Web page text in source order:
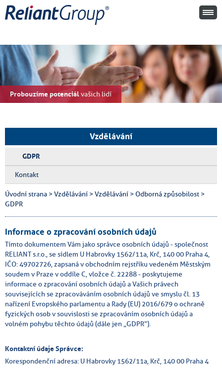
Probouzíme potenciálvašich lidí
Vzdělávání
GDPR
Kontakt
Úvodní strana >Vzdělávání >Vzdělávání > Odborná způsobilost >
GDPR
Informace o zpracování osobních údajů
Tímto dokumentem Vám jako správce osobních údajů - společnost
RELIANT s.r.o., se sídlem U Habrovky 1562/11a, Krč, 140 00 Praha 4,
IČO: 49702726, zapsaná v obchodním rejstříku vedeném Městským
soudem v Praze v oddíle C, vložce č. 22288 - poskytujeme
informace o zpracování osobních údajů a Vašich právech
souvisejících se zpracováváním osobních údajů ve smyslu čl. 13
nařízení Evropského parlamentu a Rady (EU) 2016/679 o ochraně
fyzických osob v souvislosti se zpracováním osobních údajů a
volném pohybu těchto údajů (dále jen „GDPR“).
Kontaktní údaje Správce:
Korespondenční adresa: U Habrovky 1562/11a, Krč, 140 00 Praha 4